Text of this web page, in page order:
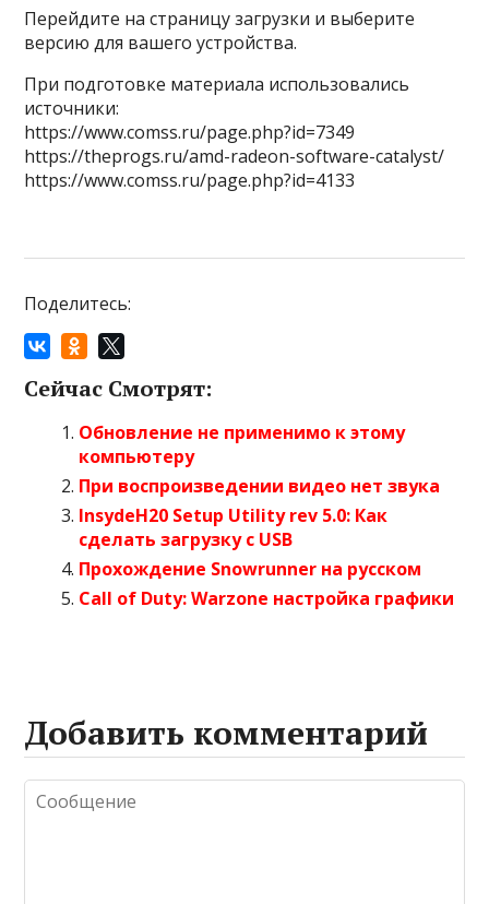
Перейдите на страницу загрузки и выберите
версию для вашего устройства.
При подготовке материала использовались
источники:
https://www.comss.ru/page.php?id=7349
https://theprogs.ru/amd-radeon-software-catalyst/
https://www.comss.ru/page.php?id=4133
Поделитесь:
Сейчас Смотрят:
Обновление не применимо к этому
компьютеру
При воспроизведении видео нет звука
InsydeH20 Setup Utility rev 5.0: Как
сделать загрузку с USB
Прохождение Snowrunner на русском
Call of Duty: Warzone настройка графики
Добавить комментарий